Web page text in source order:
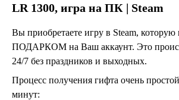
LR 1300, игра на ПК | Steam
Вы приобретаете игру в Steam, которую
ПОДАРКОМ на Ваш аккаунт. Это
24/7 без праздников и выходных.
Процесс получения гифта очень
минут: